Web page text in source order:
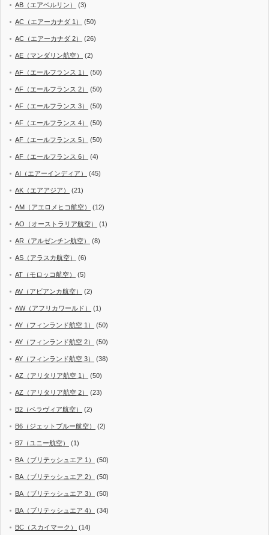
AB（エアベルリン） (3)
AC（エアーカナダ 1） (50)
AC（エアーカナダ 2） (26)
AE（マンダリン航空） (2)
AF（エールフランス 1） (50)
AF（エールフランス 2） (50)
AF（エールフランス 3） (50)
AF（エールフランス 4） (50)
AF（エールフランス 5） (50)
AF（エールフランス 6） (4)
AI（エアーインディア） (45)
AK（エアアジア） (21)
AM（アエロメヒコ航空） (12)
AO（オーストラリア航空） (1)
AR（アルゼンチン航空） (8)
AS（アラスカ航空） (6)
AT（モロッコ航空） (5)
AV（アビアンカ航空） (2)
AW（アフリカワールド） (1)
AY（フィンランド航空 1） (50)
AY（フィンランド航空 2） (50)
AY（フィンランド航空 3） (38)
AZ（アリタリア航空 1） (50)
AZ（アリタリア航空 2） (23)
B2（ベラヴィア航空） (2)
B6（ジェットブルー航空） (2)
B7（ユニー航空） (1)
BA（ブリテッシュエア 1） (50)
BA（ブリテッシュエア 2） (50)
BA（ブリテッシュエア 3） (50)
BA（ブリテッシュエア 4） (34)
BC（スカイマーク） (14)